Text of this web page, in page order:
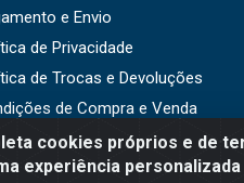
cookies próprios e de
experiência
e Envio
de Privacidade
de Trocas e Devoluções
de Compra e Venda